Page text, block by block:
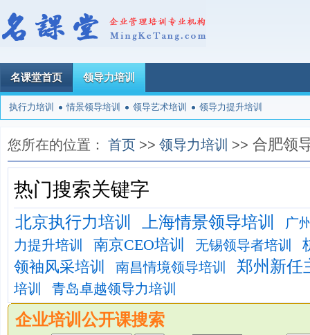
名课堂首页 领导力培训
执行力培训 情景领导培训 领导艺术培训 领导力提升培训
您所在的位置： 首页 >> 领导力培训 >> 合肥领
热门搜索关键字
北京执行力培训 上海情景领导培训
广
力提升培训
南京CEO培训 无锡领导者培训
领袖风采培训
南昌情境领导培训 郑州新任
培训 青岛卓越领导力培训
企业培训公开课搜索